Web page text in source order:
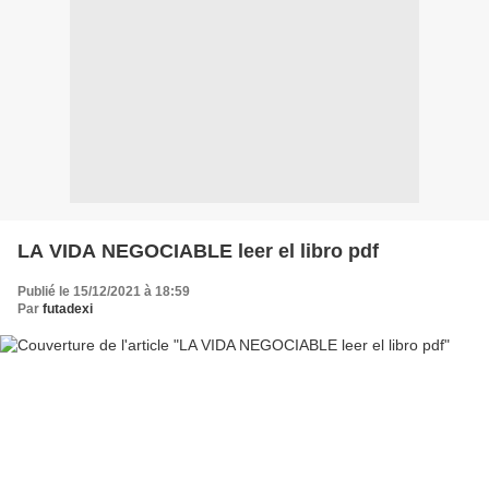
LA VIDA NEGOCIABLE leer el libro pdf
Publié le 15/12/2021 à 18:59
Par futadexi